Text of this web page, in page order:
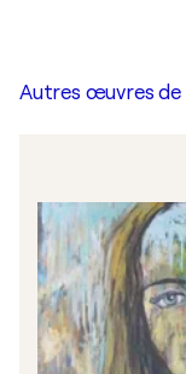
Autres œuvres de